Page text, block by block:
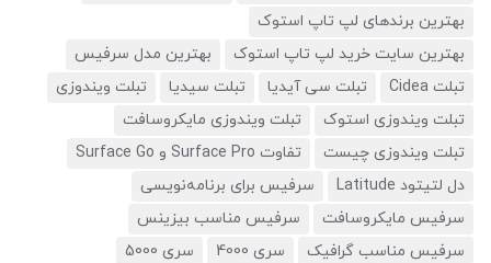
بهترین برندهای لپ تاپ استوک
بهترین سایت خرید لپ تاپ استوک
بهترین مدل سرفیس
تبلت Cidea
تبلت سی آیدیا تبلت سیدیا
تبلت ویندوزی
تبلت ویندوزی استوک
تبلت ویندوزی مایکروسافت
تبلت ویندوزی چیست
تفاوت Surface Pro و Surface Go
دل لتیتود Latitude
سرفیس برای برنامه‌نویسی
سرفیس مایکروسافت
سرفیس مناسب بیزینس
سرفیس مناسب گرافیک
سری 4000
سری 5000